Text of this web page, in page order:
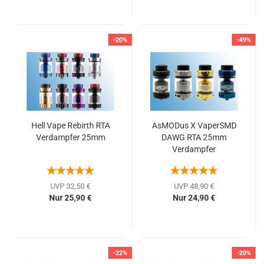
-20%
Hell Vape Rebirth RTA
Verdampfer 25mm
UVP 32,50 €
Nur 25,90 €
-49%
AsMODus X VaperSMD
DAWG RTA 25mm
Verdampfer
UVP 48,90 €
Nur 24,90 €
-22% -20%